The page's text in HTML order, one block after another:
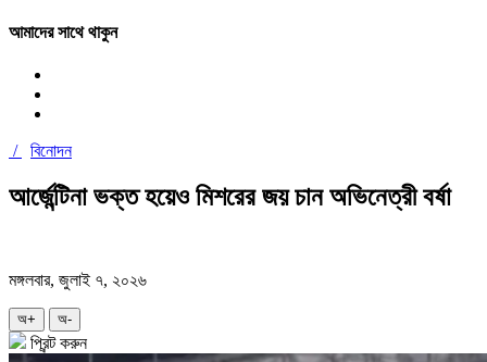
আমাদের সাথে থাকুন
/ বিনোদন
আর্জেন্টিনা ভক্ত হয়েও মিশরের জয় চান অভিনেত্রী বর্ষা
মঙ্গলবার, জুলাই ৭, ২০২৬
অ+ অ-
প্রিন্ট করুন